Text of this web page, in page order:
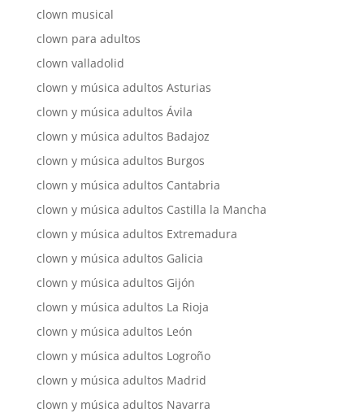
clown musical
clown para adultos
clown valladolid
clown y música adultos Asturias
clown y música adultos Ávila
clown y música adultos Badajoz
clown y música adultos Burgos
clown y música adultos Cantabria
clown y música adultos Castilla la Mancha
clown y música adultos Extremadura
clown y música adultos Galicia
clown y música adultos Gijón
clown y música adultos La Rioja
clown y música adultos León
clown y música adultos Logroño
clown y música adultos Madrid
clown y música adultos Navarra